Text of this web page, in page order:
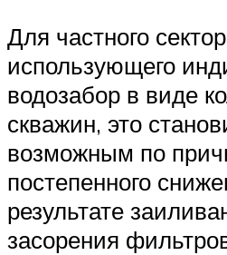
Для частного
использующего
водозабор в виде
скважин, это
возможным по
постепенного
результате
засорения